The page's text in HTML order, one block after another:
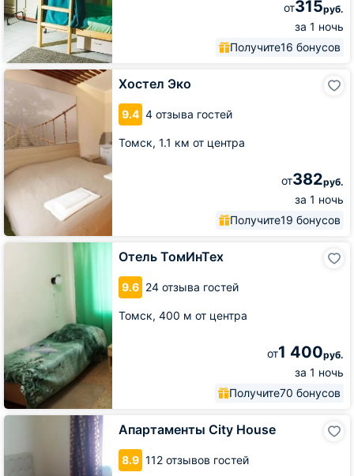
от315руб.
за 1 ночь
Получите16 бонусов
Хостел Эко
9.4 4 отзыва гостей
Томск, 1.1 км от центра
от382руб.
за 1 ночь
Получите19 бонусов
Хостел
Отель ТомИнТех
9.6 24 отзыва гостей
Томск, 400 м от центра
от1 400руб.
за 1 ночь
Получите70 бонусов
Апартаменты City House
8.9 112 отзывов гостей
Апартаменты
House